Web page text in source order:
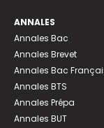
ANNALES
Annales Bac
Annales Brevet
Annales Bac
Annales BTS
Annales Prépa
Annales BUT